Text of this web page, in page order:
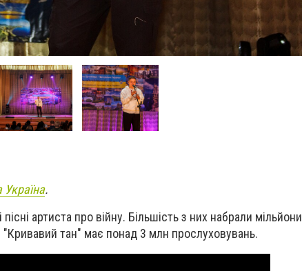
Україна.
артиста про війну. Більшість з них набрали мільйони
"Кривавий тан" має понад 3 млн прослуховувань.